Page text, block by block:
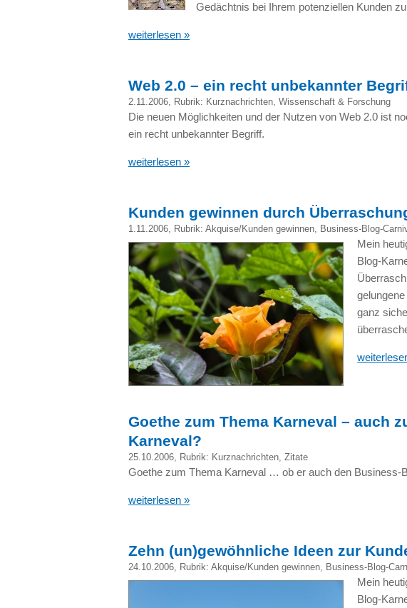
Gedächtnis bei Ihrem potenziellen Kunden
weiterlesen »
Web 2.0 – ein recht unbekannter
2.11.2006 , Rubrik: Kurznachrichten Wissenschaft & Forschung
Die neuen Möglichkeiten und der Nutzen von Web 2.0 ist
ein recht unbekannter Begriff.
weiterlesen »
Kunden gewinnen durch
1.11.2006 , Rubrik: Akquise/Kunden gewinnen Business-Blog-
Mein
Blog-
ganz
Goethe zum Thema Karneval – auch
Karneval?
25.10.2006, Rubrik: Kurznachrichten, Zitate
Goethe zum Thema Karneval … ob er auch den Business-
weiterlesen »
Zehn (un)gewöhnliche Ideen zur
24.10.2006 , Rubrik: Akquise/Kunden gewinnen Business-Blog-
Mein
Blog-